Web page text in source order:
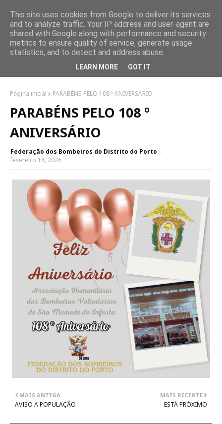
Página inicial PARABÉNS PELO 108 º ANIVERSÁRIO
PARABÉNS PELO 108 º
ANIVERSÁRIO
Federação dos Bombeiros do Distrito do Porto
fevereiro 18, 2026
MAIS RECENTE
ESTÁ PRÓXIMO
MAIS ANTIGA
AVISO A POPULAÇÃO
This site uses cookies from Google to deliver its services
and to analyze traffic. Your IP address and user-agent are
shared with Google along with performance and security
metrics to ensure quality of service, generate usage
statistics, and to detect and address abuse.
LEARN MORE GOT IT